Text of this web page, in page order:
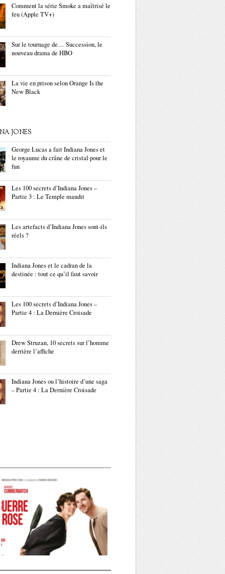
Comment la série Smoke a maîtrisé le
feu (Apple TV+)
Sur le tournage de… Succession, le
nouveau drama de HBO
La vie en prison selon Orange Is the
New Black
JONES
George Lucas a fait Indiana Jones et
le royaume du crâne de cristal pour le
fun
Les 100 secrets d’Indiana Jones –
Partie 3 : Le Temple maudit
Les artefacts d’Indiana Jones sont-ils
réels ?
Indiana Jones et le cadran de la
destinée : tout ce qu’il faut savoir
Les 100 secrets d’Indiana Jones –
Partie 4 : La Dernière Croisade
Drew Struzan, 10 secrets sur l’homme
derrière l’affiche
Indiana Jones ou l’histoire d’une saga
– Partie 4 : La Dernière Croisade